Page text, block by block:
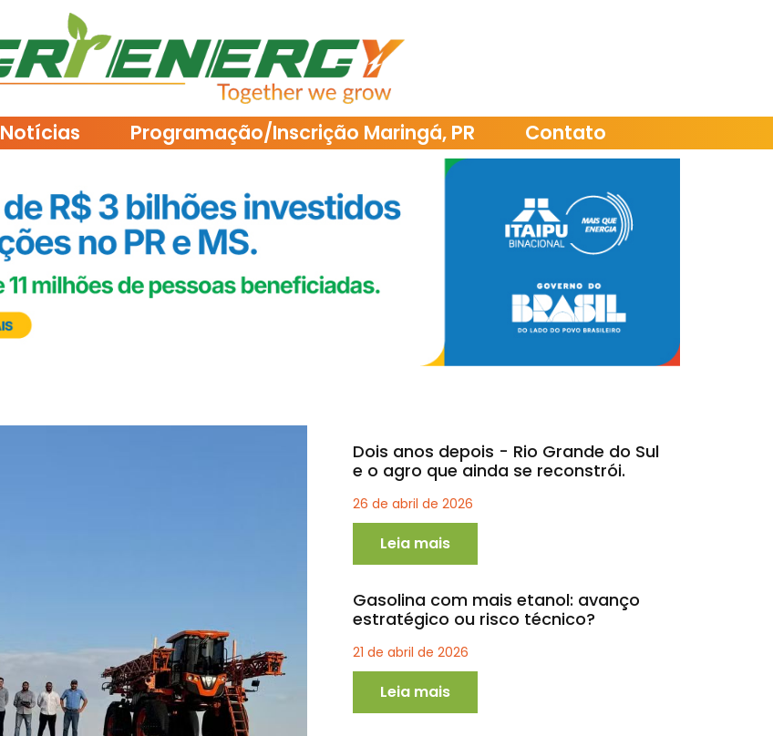
Notícias Programação/Inscrição Maringá, PR Contato
Dois anos depois - Rio Grande do Sul
e o agro que ainda se reconstrói.
26 de abril de 2026
Leia mais
Gasolina com mais etanol: avanço
estratégico ou risco técnico?
21 de abril de 2026
Leia mais